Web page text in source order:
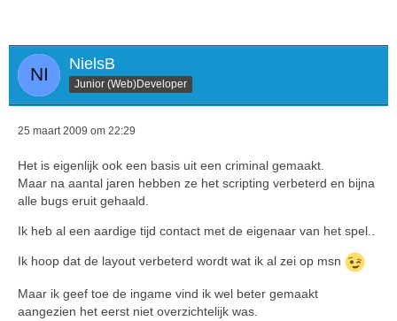
NielsB
Junior (Web)Developer
25 maart 2009 om 22:29
Het is eigenlijk ook een basis uit een criminal gemaakt.
Maar na aantal jaren hebben ze het scripting verbeterd en bijna
alle bugs eruit gehaald.
Ik heb al een aardige tijd contact met de eigenaar van het spel..
Ik hoop dat de layout verbeterd wordt wat ik al zei op msn
Maar ik geef toe de ingame vind ik wel beter gemaakt
aangezien het eerst niet overzichtelijk was.